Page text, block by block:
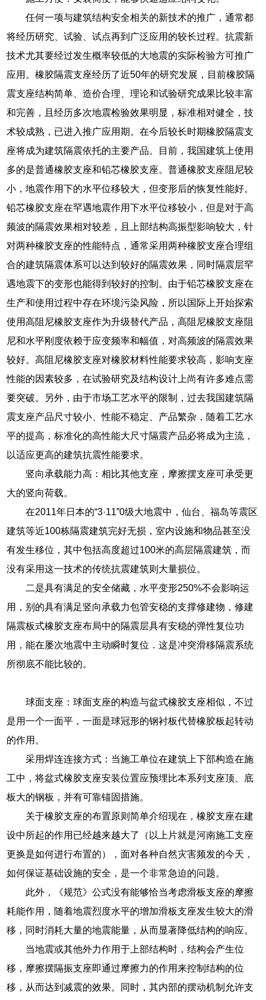
任何一项与建筑结构安全相关的新技术的推广，通常都
将经历研究、试验、试点再到广泛应用的较长过程。抗震新
技术尤其要经过发生概率较低的大地震的实际检验方可推广
应用。橡胶隔震支座经历了近50年的研究发展，目前橡胶隔
震支座结构简单、造价合理、理论和试验研究成果比较丰富
和完善，且经历多次地震检验效果明显，标准相对健全，技
术较成熟，已进入推广应用期。在今后较长时期橡胶隔震支
座将成为建筑隔震依托的主要产品。目前，我国建筑上使用
多的是普通橡胶支座和铅芯橡胶支座。普通橡胶支座阻尼较
小，地震作用下的水平位移较大，但变形后的恢复性能好。
铅芯橡胶支座在罕遇地震作用下水平位移较小，但是对于高
频波的隔震效果相对较差，且上部结构高振型影响较大，针
对两种橡胶支座的性能特点，通常采用两种橡胶支座合理组
合的建筑隔震体系可以达到较好的隔震效果，同时隔震层罕
遇地震下的变形也能得到较好的控制。由于铅芯橡胶支座在
生产和使用过程中存在环境污染风险，所以国际上开始探索
使用高阻尼橡胶支座作为升级替代产品，高阻尼橡胶支座阻
尼和水平刚度依赖于应变频率和幅值，对高频波的隔震效果
较好。高阻尼橡胶支座对橡胶材料性能要求较高，影响支座
性能的因素较多，在试验研究及结构设计上尚有许多难点需
要突破。另外，由于市场工艺水平的限制，过去我国建筑隔
震支座产品尺寸较小、性能不稳定、产品繁杂，随着工艺水
平的提高，标准化的高性能大尺寸隔震产品必将成为主流，
以适应更高的建筑抗震性能要求。
竖向承载能力高：相比其他支座，摩擦摆支座可承受更
大的竖向荷载。
在2011年日本的“3·11”0级大地震中，仙台、福岛等震区
建筑等近100栋隔震建筑完好无损，室内设施和物品甚至没
有发生移位，其中包括高度超过100米的高层隔震建筑，而
没有采用这一技术的传统抗震建筑则大量损位。
二是具有满足的安全储藏，水平变形250%不会影响运
用，别的具有满足竖向承载力包管安稳的支撑修建物，修建
隔震板式橡胶支座布局中的隔震层具有安稳的弹性复位功
用，能在屡次地震中主动瞬时复位．这是冲突滑移隔震系统
所彻底不能比较的。
球面支座：球面支座的构造与盆式橡胶支座相似，不过
是用一个一面平，一面是球冠形的钢衬板代替橡胶板起转动
的作用。
采用焊连连接方式：当施工单位在建筑上下部构造在施
工中，将盆式橡胶支座安装位置应预埋比本系列支座顶、底
板大的钢板，并有可靠锚固措施。
关于橡胶支座的布置原则简单介绍现在，橡胶支座在建
设中所起的作用已经越来越大了（以上片就是河南施工支座
更换是如何进行布置的），面对各种自然灾害频发的今天，
如何保证基础设施的安全，是一个非常急迫的问题。
此外，《规范》公式没有能够恰当考虑滑板支座的摩擦
耗能作用，随着地震烈度水平的增加滑板支座发生较大的滑
移，同时消耗大量的地震能量，从而显著降低结构的响应。
当地震或其他外力作用于上部结构时，结构会产生位
移，摩擦摆隔振支座即通过摩擦力的作用来控制结构的位
移，从而达到减震的效果。同时，其内部的摆动机制允许支